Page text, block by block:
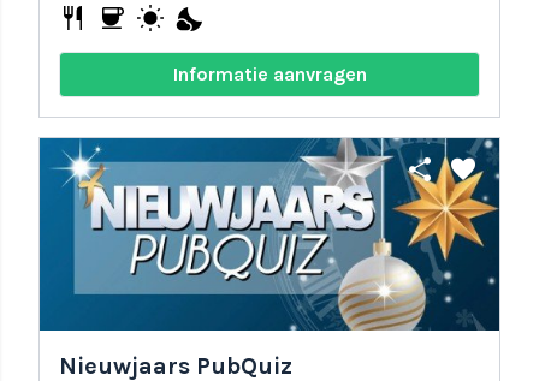
restaurant coffee wb_sunny nights_stay
Informatie aanvragen
share favorite
Nieuwjaars PubQuiz